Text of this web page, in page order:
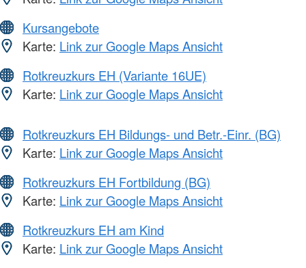
Kursangebote
Karte: Link zur Google Maps Ansicht
Rotkreuzkurs EH (Variante 16UE)
Karte: Link zur Google Maps Ansicht
Rotkreuzkurs EH Bildungs- und Betr.-Einr. (BG)
Karte: Link zur Google Maps Ansicht
Rotkreuzkurs EH Fortbildung (BG)
Karte: Link zur Google Maps Ansicht
Rotkreuzkurs EH am Kind
Karte: Link zur Google Maps Ansicht